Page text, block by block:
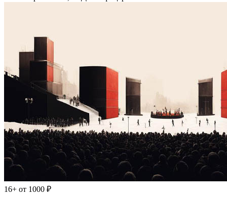
16+ от 1000 ₽